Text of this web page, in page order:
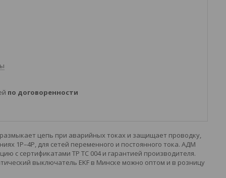
по договоренности
цепь при аварийных токах и защищает проводку,
1P–4P, для сетей переменного и постоянного тока. АДМ
с сертификатами ТР ТС 004 и гарантией производителя.
выключатель EKF в Минске можно оптом и в розницу